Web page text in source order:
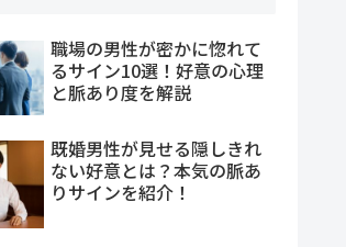
職場の男性が密かに惚れて
るサイン10選！好意の心理
と脈あり度を解説
既婚男性が見せる隠しきれ
ない好意とは？本気の脈あ
りサインを紹介！